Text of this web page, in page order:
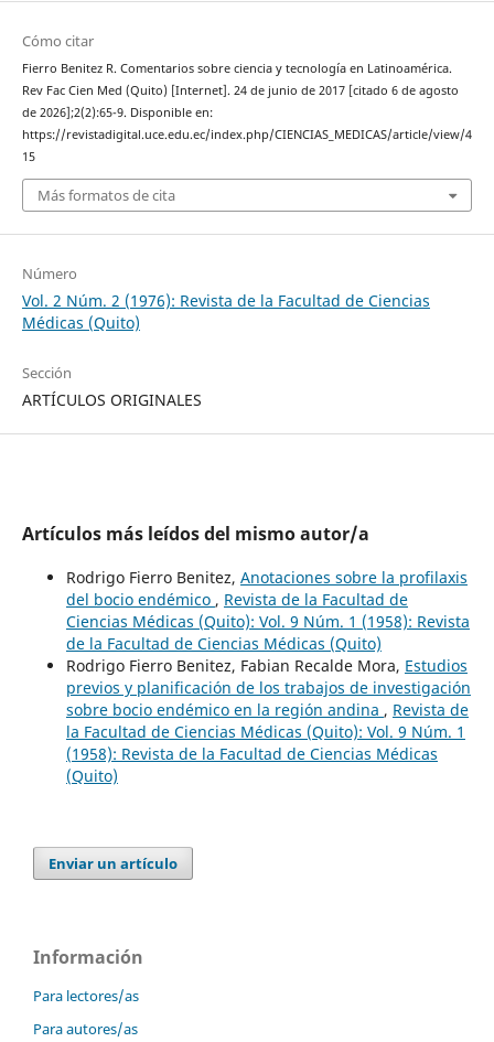
Cómo citar
Fierro Benitez R. Comentarios sobre ciencia y tecnología en Latinoamérica.
Rev Fac Cien Med (Quito) [Internet]. 24 de junio de 2017 [citado 6 de agosto
de 2026];2(2):65-9. Disponible en:
https://revistadigital.uce.edu.ec/index.php/CIENCIAS_MEDICAS/article/view/4
15
Más formatos de cita
Número
Vol. 2 Núm. 2 (1976): Revista de la Facultad de Ciencias
Médicas (Quito)
Sección
ARTÍCULOS ORIGINALES
Artículos más leídos del mismo autor/a
Rodrigo Fierro Benitez, Anotaciones sobre la profilaxis
del bocio endémico , Revista de la Facultad de
Ciencias Médicas (Quito): Vol. 9 Núm. 1 (1958): Revista
de la Facultad de Ciencias Médicas (Quito)
Rodrigo Fierro Benitez, Fabian Recalde Mora, Estudios
previos y planificación de los trabajos de investigación
sobre bocio endémico en la región andina , Revista de
la Facultad de Ciencias Médicas (Quito): Vol. 9 Núm. 1
(1958): Revista de la Facultad de Ciencias Médicas
(Quito)
Enviar un artículo
Información
Para lectores/as
Para autores/as